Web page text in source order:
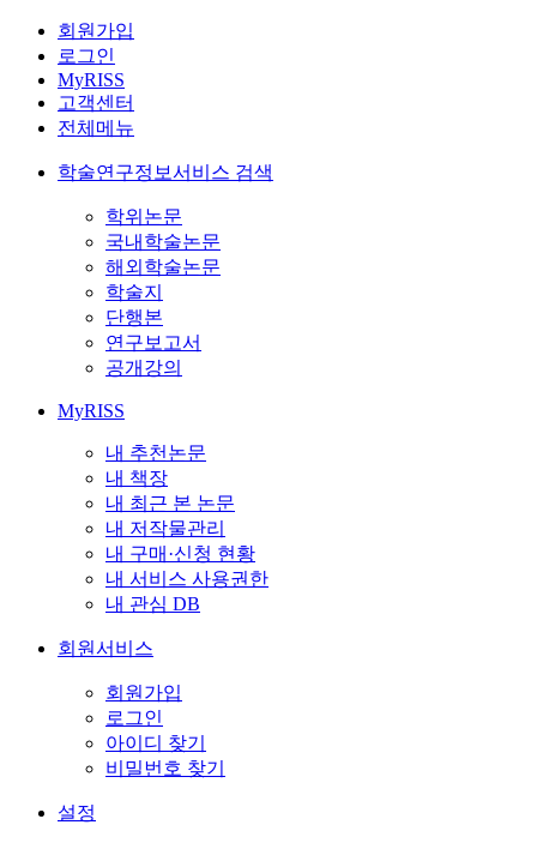
회원가입
로그인
MyRISS
고객센터
전체메뉴
학술연구정보서비스 검색
학위논문
국내학술논문
해외학술논문
학술지
단행본
연구보고서
공개강의
MyRISS
내 추천논문
내 책장
내 최근 본 논문
내 저작물관리
내 구매·신청 현황
내 서비스 사용권한
내 관심 DB
회원서비스
회원가입
로그인
아이디 찾기
비밀번호 찾기
설정